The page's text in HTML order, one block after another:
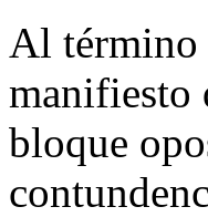
Al término
manifiesto
bloque